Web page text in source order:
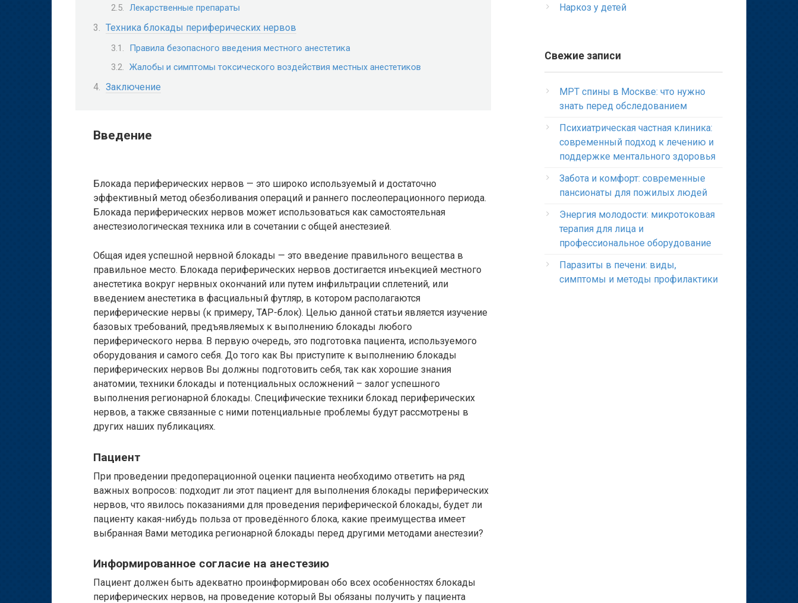
Лекарственные препараты
Техника блокады периферических нервов
Правила безопасного введения местного анестетика
Жалобы и симптомы токсического воздействия местных анестетиков
Заключение
Введение
Блокада периферических нервов — это широко используемый и достаточно
эффективный метод обезболивания операций и раннего послеоперационного периода.
Блокада периферических нервов может использоваться как самостоятельная
анестезиологическая техника или в сочетании с общей анестезией.
Общая идея успешной нервной блокады — это введение правильного вещества в
правильное место. Блокада периферических нервов достигается инъекцией местного
анестетика вокруг нервных окончаний или путем инфильтрации сплетений, или
введением анестетика в фасциальный футляр, в котором располагаются
периферические нервы (к примеру, TAP-блок). Целью данной статьи является изучение
базовых требований, предъявляемых к выполнению блокады любого
периферического нерва. В первую очередь, это подготовка пациента, используемого
оборудования и самого себя. До того как Вы приступите к выполнению блокады
периферических нервов Вы должны подготовить себя, так как хорошие знания
анатомии, техники блокады и потенциальных осложнений – залог успешного
выполнения регионарной блокады. Специфические техники блокад периферических
нервов, а также связанные с ними потенциальные проблемы будут рассмотрены в
других наших публикациях.
Пациент
При проведении предоперационной оценки пациента необходимо ответить на ряд
важных вопросов: подходит ли этот пациент для выполнения блокады периферических
нервов, что явилось показаниями для проведения периферической блокады, будет ли
пациенту какая-нибудь польза от проведённого блока, какие преимущества имеет
выбранная Вами методика регионарной блокады перед другими методами анестезии?
Информированное согласие на анестезию
Пациент должен быть адекватно проинформирован обо всех особенностях блокады
периферических нервов, на проведение который Вы обязаны получить у пациента
Наркоз у детей
Свежие записи
МРТ спины в Москве: что нужно
знать перед обследованием
Психиатрическая частная клиника:
современный подход к лечению и
поддержке ментального здоровья
Забота и комфорт: современные
пансионаты для пожилых людей
Энергия молодости: микротоковая
терапия для лица и
профессиональное оборудование
Паразиты в печени: виды,
симптомы и методы профилактики